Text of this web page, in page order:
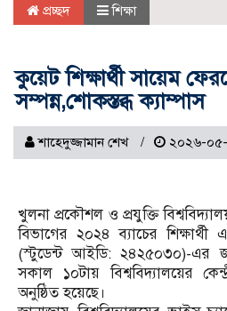
প্রচ্ছদ শিক্ষা
কুয়েট শিক্ষার্থী সায়েম
সম্পন্ন,শোকস্তব্ধ ক্যাম্পাস
শাহেদুজ্জামান শেখ ২০২৬-
খুলনা প্রকৌশল ও প্রযুক্তি
বিভাগের ২০২৪ ব্যাচের
(স্টুডেন্ট আইডি: ২৪২৫০৩০)-এর
সকাল ১০টায় বিশ্ববিদ্যালয়ের
অনুষ্ঠিত হয়েছে।